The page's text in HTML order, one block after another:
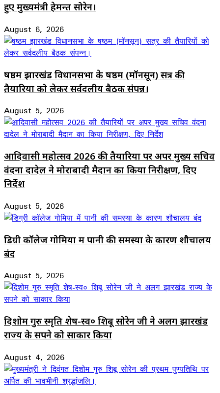
हुए मुख्यमंत्री हेमन्त सोरेन।
August 6, 2026
षष्ठम झारखंड विधानसभा के षष्ठम (मॉनसून) सत्र की
तैयारियों को लेकर सर्वदलीय बैठक संपन्न।
August 5, 2026
आदिवासी महोत्सव 2026 की तैयारियों पर अपर मुख्य सचिव
वंदना दादेल ने मोराबादी मैदान का किया निरीक्षण, दिए
निर्देश
August 5, 2026
डिग्री कॉलेज गोमिया में पानी की समस्या के कारण शौचालय
बंद
August 5, 2026
दिशोम गुरु स्मृति शेष-स्व० शिबू सोरेन जी ने अलग झारखंड
राज्य के सपने को साकार किया
August 4, 2026